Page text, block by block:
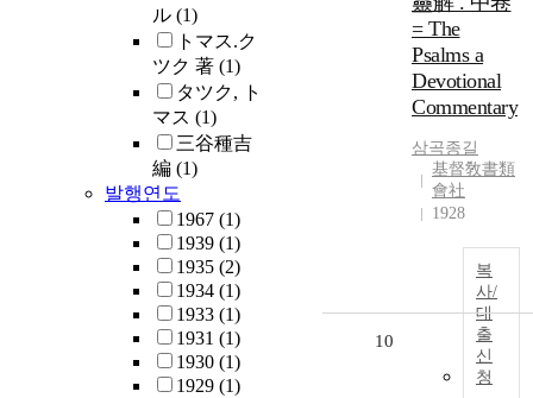
ル (1)
トマス.ク
ツク 著 (1)
タツク, ト
マス (1)
三谷種吉
編 (1)
발행연도
1967 (1)
1939 (1)
1935 (2)
1934 (1)
1933 (1)
1931 (1)
1930 (1)
1929 (1)
= The
Psalms a
Devotional
Commentary
삼곡종길
基督敎書類
會社
1928
복
사/
대
출
신
청
10